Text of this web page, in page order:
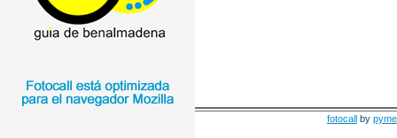
fotocall by